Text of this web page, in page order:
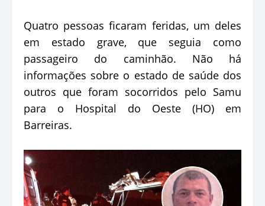
Quatro pessoas ficaram feridas, um deles
em estado grave, que seguia como
passageiro do caminhão. Não há
informações sobre o estado de saúde dos
outros que foram socorridos pelo Samu
para o Hospital do Oeste (HO) em
Barreiras.